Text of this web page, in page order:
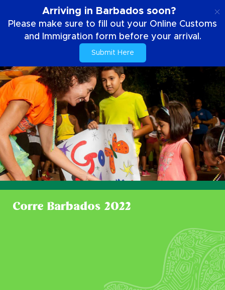
Arriving in Barbados soon?
Please make sure to fill out your Online Customs
and Immigration form before your arrival.
Submit Here
Corre Barbados 2022